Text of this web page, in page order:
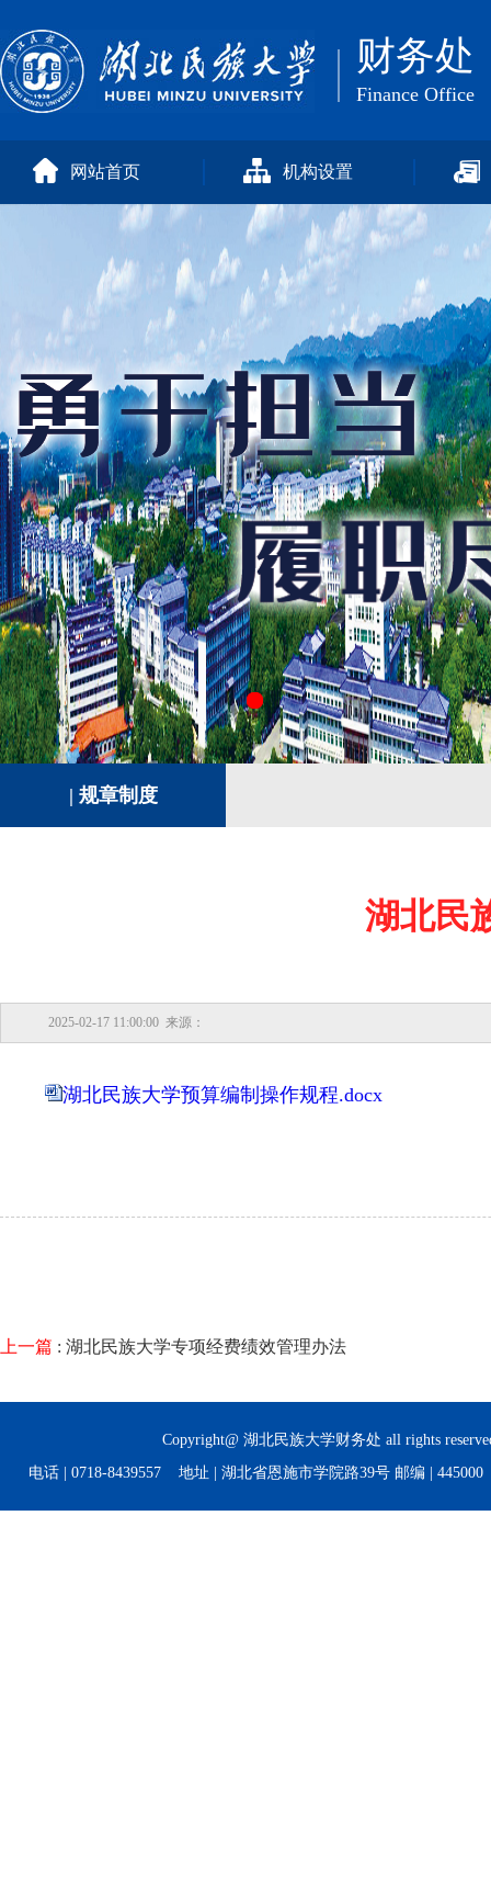
财务处
Finance Office
网站首页 机构设置
部门简介
综合管理科
预算管理科
会计核算科
资金管理科
绩效管理科
成本管理科
| 规章制度
湖北民
2025-02-17 11:00:00 来源：
湖北民族大学预算编制操作规程.docx
上一篇 : 湖北民族大学专项经费绩效管理办法
Copyright@ 湖北民族大学财务处 all rights
电话 | 0718-8439557 地址 | 湖北省恩施市学院路39号 邮编 |